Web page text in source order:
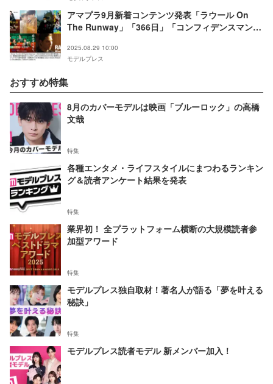
アマプラ9月新着コンテンツ発表「ラウール On
The Runway」「366日」「コンフィデンスマン
2025.08.29 10:00
モデルプレス
おすすめ特集
8月のカバーモデルは映画「ブルーロック」の高橋
文哉
特集
各種エンタメ・ライフスタイルにまつわるランキン
グ＆読者アンケート結果を発表
特集
業界初！ 全プラットフォーム横断の大規模読者参
加型アワード
特集
モデルプレス独自取材！著名人が語る「夢を叶える
秘訣」
特集
モデルプレス読者モデル 新メンバー加入！